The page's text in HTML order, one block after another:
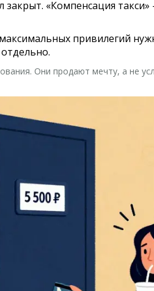
«Компенсация
привилегий
Они продают мечту, а не